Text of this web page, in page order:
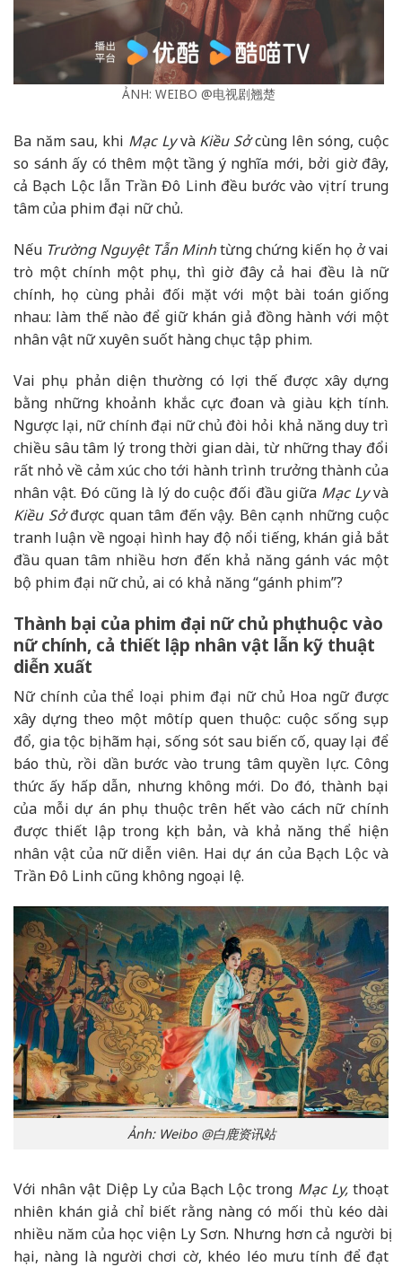
ẢNH: WEIBO @电视剧翘楚
Ba năm sau, khi Mạc Lyvà Kiều Sởcùng lên sóng, cuộc
so sánh ấy có thêm một tầng ý nghĩa mới, bởi giờ đây,
cả Bạch Lộc lẫn Trần Đô Linh đều bước vào vị trí trung
tâm của phim đại nữ chủ.
Nếu Trường Nguyệt Tẫn Minhtừng chứng kiến họ ở vai
trò một chính một phụ, thì giờ đây cả hai đều là nữ
chính, họ cùng phải đối mặt với một bài toán giống
nhau: làm thế nào để giữ khán giả đồng hành với một
nhân vật nữ xuyên suốt hàng chục tập phim.
Vai phụ phản diện thường có lợi thế được xây dựng
bằng những khoảnh khắc cực đoan và giàu kịch tính.
Ngược lại, nữ chính đại nữ chủ đòi hỏi khả năng duy trì
chiều sâu tâm lý trong thời gian dài, từ những thay đổi
rất nhỏ về cảm xúc cho tới hành trình trưởng thành của
nhân vật. Đó cũng là lý do cuộc đối đầu giữa Mạc Lyvà
Kiều Sởđược quan tâm đến vậy. Bên cạnh những cuộc
tranh luận về ngoại hình hay độ nổi tiếng, khán giả bắt
đầu quan tâm nhiều hơn đến khả năng gánh vác một
bộ phim đại nữ chủ, ai có khả năng “gánh phim”?
Thành bại của phim đại nữ chủ phụ thuộc vào
nữ chính, cả thiết lập nhân vật lẫn kỹ thuật
diễn xuất
Nữ chính của thể loại phim đại nữ chủ Hoa ngữ được
xây dựng theo một môtíp quen thuộc: cuộc sống sụp
đổ, gia tộc bị hãm hại, sống sót sau biến cố, quay lại để
báo thù, rồi dần bước vào trung tâm quyền lực. Công
thức ấy hấp dẫn, nhưng không mới. Do đó, thành bại
của mỗi dự án phụ thuộc trên hết vào cách nữ chính
được thiết lập trong kịch bản, và khả năng thể hiện
nhân vật của nữ diễn viên. Hai dự án của Bạch Lộc và
Trần Đô Linh cũng không ngoại lệ.
Ảnh: Weibo @白鹿资讯站
Với nhân vật Diệp Ly của Bạch Lộc trong Mạc Ly,thoạt
nhiên khán giả chỉ biết rằng nàng có mối thù kéo dài
nhiều năm của học viện Ly Sơn. Nhưng hơn cả người bị
hại, nàng là người chơi cờ, khéo léo mưu tính để đạt